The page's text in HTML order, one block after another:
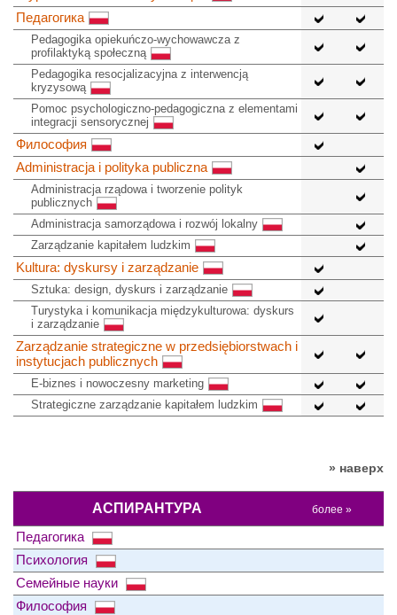
Педагогика
Pedagogika opiekuńczo-wychowawcza z
profilaktyką społeczną
Pedagogika resocjalizacyjna z interwencją
kryzysową
Pomoc psychologiczno-pedagogiczna z elementami
integracji sensorycznej
Философия
Administracja i polityka publiczna
Administracja rządowa i tworzenie polityk
publicznych
Administracja samorządowa i rozwój lokalny
Zarządzanie kapitałem ludzkim
Kultura: dyskursy i zarządzanie
Sztuka: design, dyskurs i zarządzanie
Turystyka i komunikacja międzykulturowa: dyskurs
i zarządzanie
Zarządzanie strategiczne w przedsiębiorstwach i
instytucjach publicznych
E-biznes i nowoczesny marketing
Strategiczne zarządzanie kapitałem ludzkim
» наверх
АСПИРАНТУРА более »
Педагогика
Психология
Семейные науки
Философия